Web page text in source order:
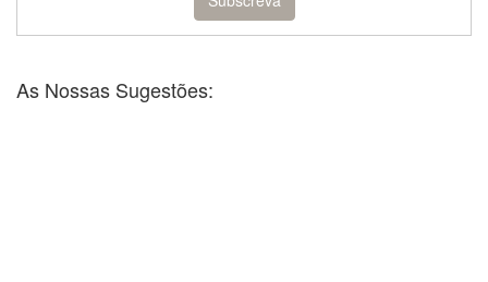
As Nossas Sugestões: